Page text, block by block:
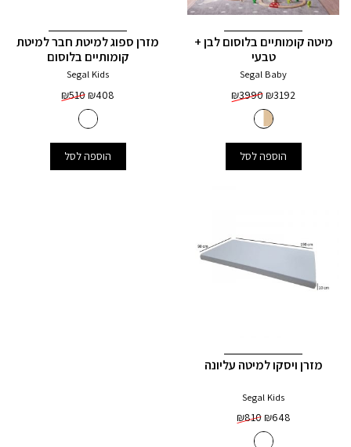
מיטה קומותיים בלוסום לבן +
טבעי
Segal Baby
₪3192
₪3990
הוספה לסל
מזרן ספוג למיטת חבר למיטת
קומותיים בלוסום
Segal Kids
₪408
₪510
הוספה לסל
מזרן ויסקו למיטה עליונה
Segal Kids
₪648
₪810